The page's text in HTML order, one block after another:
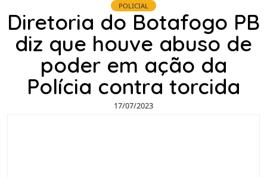
POLICIAL
Diretoria do Botafogo PB
diz que houve abuso de
poder em ação da
Polícia contra torcida
17/07/2023